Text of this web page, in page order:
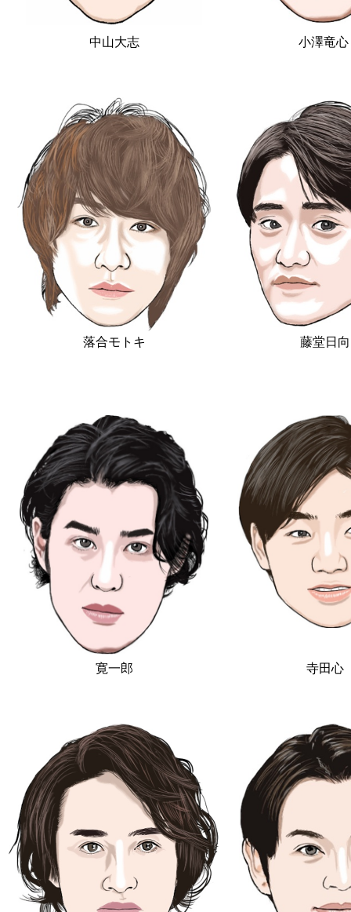
中山大志 小澤竜心
落合モトキ 藤堂日向
寛一郎 寺田心